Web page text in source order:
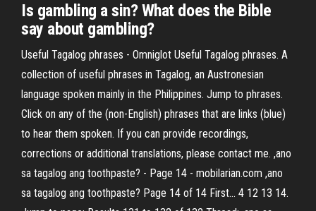
Is gambling a sin? What does the Bible
say about gambling?
Useful Tagalog phrases - Omniglot Useful Tagalog phrases. A
collection of useful phrases in Tagalog, an Austronesian
language spoken mainly in the Philippines. Jump to phrases.
Click on any of the (non-English) phrases that are links (blue)
to hear them spoken. If you can provide recordings,
corrections or additional translations, please contact me. ,ano
sa tagalog ang toothpaste? - Page 14 - mobilarian.com ,ano
sa tagalog ang toothpaste? Page 14 of 14 First... 4 12 13 14.